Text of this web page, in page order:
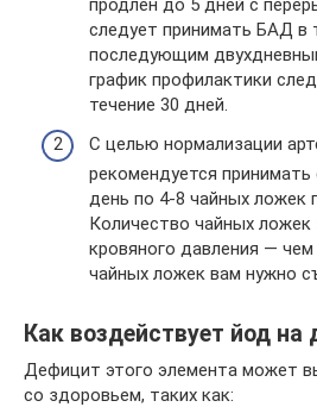
следует принимать БАД в
последующим
график профилактики
течение 30 дней.
С целью нормализации
рекомендуется принимать
день по 4-8 чайных ложек
Количество чайных ложек
кровяного давления —
чайных ложек вам нужно
Как воздействует йод на
Дефицит этого элемента может
со здоровьем, таких как: